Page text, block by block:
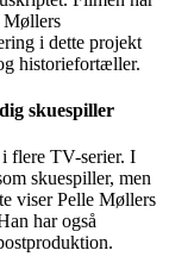
Møllers
i dette projekt
historiefortæller.
skuespiller
flere TV-serier. I
skuespiller, men
viser Pelle Møllers
har også